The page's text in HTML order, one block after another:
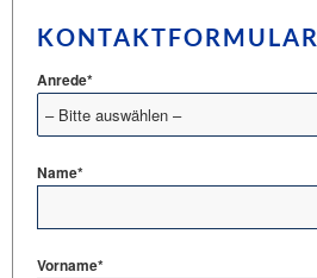
KONTAKTFORMULAR
Anrede*
Name*
Vorname*